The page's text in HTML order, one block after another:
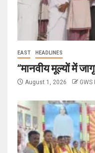
EAST HEADLINES
“मानवीय मूल्यों में
August 1, 2026